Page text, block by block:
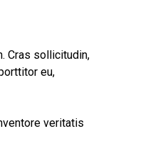
Cras sollicitudin,
eu,
veritatis